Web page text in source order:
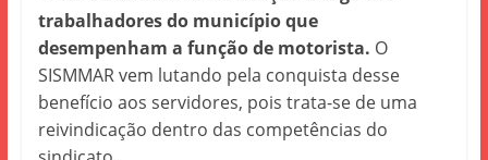
trabalhadores do município que
desempenham a função de motorista. O
SISMMAR vem lutando pela conquista desse
benefício aos servidores, pois trata-se de uma
reivindicação dentro das competências do